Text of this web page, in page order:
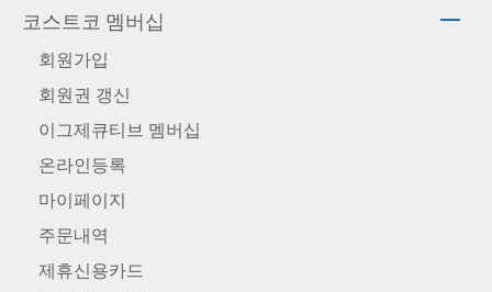
코스트코 멤버십
회원가입
회원권 갱신
이그제큐티브 멤버십
온라인등록
마이페이지
주문내역
제휴신용카드